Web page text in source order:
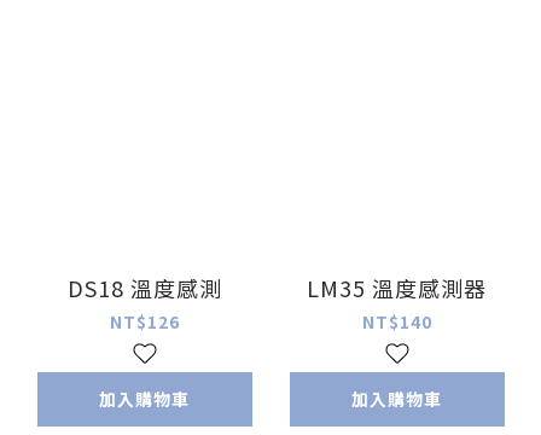
DS18 溫度感測
NT$126
加入購物車
LM35 溫度感測器
NT$140
加入購物車